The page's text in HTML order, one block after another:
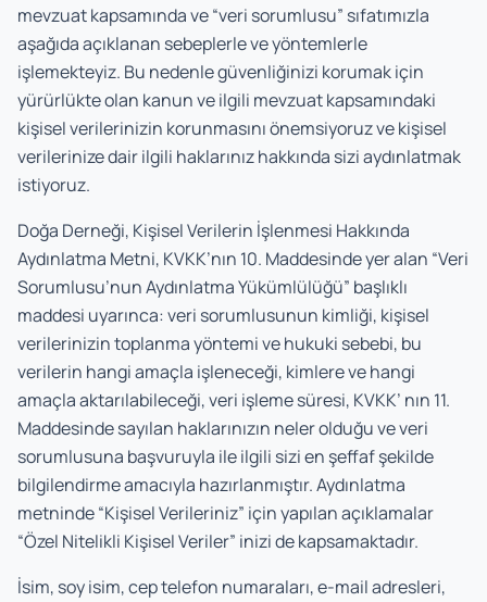
mevzuat kapsamında ve “veri sorumlusu” sıfatımızla
aşağıda açıklanan sebeplerle ve yöntemlerle
işlemekteyiz. Bu nedenle güvenliğinizi korumak için
yürürlükte olan kanun ve ilgili mevzuat kapsamındaki
kişisel verilerinizin korunmasını önemsiyoruz ve kişisel
verilerinize dair ilgili haklarınız hakkında sizi aydınlatmak
istiyoruz.
Doğa Derneği, Kişisel Verilerin İşlenmesi Hakkında
Aydınlatma Metni, KVKK’nın 10. Maddesinde yer alan “Veri
Sorumlusu’nun Aydınlatma Yükümlülüğü” başlıklı
maddesi uyarınca: veri sorumlusunun kimliği, kişisel
verilerinizin toplanma yöntemi ve hukuki sebebi, bu
verilerin hangi amaçla işleneceği, kimlere ve hangi
amaçla aktarılabileceği, veri işleme süresi, KVKK’ nın 11.
Maddesinde sayılan haklarınızın neler olduğu ve veri
sorumlusuna başvuruyla ile ilgili sizi en şeffaf şekilde
bilgilendirme amacıyla hazırlanmıştır. Aydınlatma
metninde “Kişisel Verileriniz” için yapılan açıklamalar
“Özel Nitelikli Kişisel Veriler” inizi de kapsamaktadır.
İsim, soy isim, cep telefon numaraları, e-mail adresleri,